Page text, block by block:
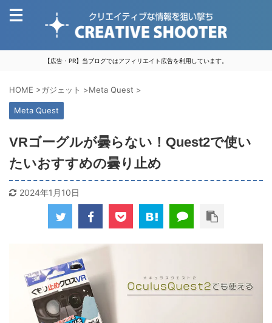
【広告・PR】当ブログではアフィリエイト広告を利用しています。
HOME >ガジェット >Meta Quest >
Meta Quest
VRゴーグルが曇らない！Quest2で使い
たいおすすめの曇り止め
2024年1月10日